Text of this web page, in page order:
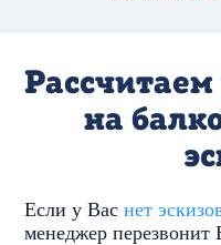
Рассчитаем
на
Если у Вас нет
менеджер перезвонит